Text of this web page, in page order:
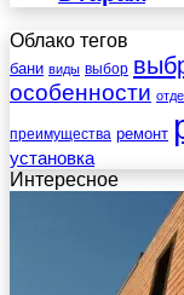
Облако тегов
бани виды выбор
особенности
преимущества ремонт
установка
Интересное